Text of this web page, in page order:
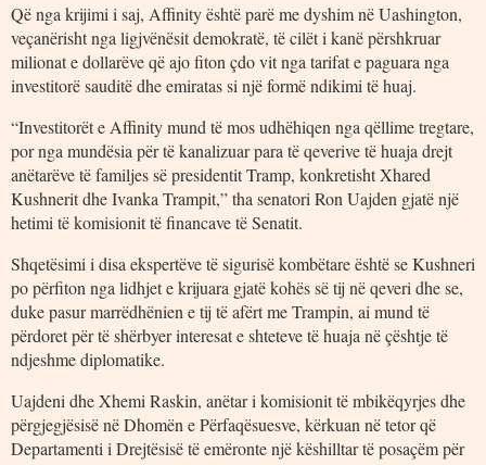
Që nga krijimi i saj, Affinity është parë me dyshim në Uashington,
veçanërisht nga ligjvënësit demokratë, të cilët i kanë përshkruar
milionat e dollarëve që ajo fiton çdo vit nga tarifat e paguara nga
investitorë sauditë dhe emiratas si një formë ndikimi të huaj.
“Investitorët e Affinity mund të mos udhëhiqen nga qëllime tregtare,
por nga mundësia për të kanalizuar para të qeverive të huaja drejt
anëtarëve të familjes së presidentit Tramp, konkretisht Xhared
Kushnerit dhe Ivanka Trampit,” tha senatori Ron Uajden gjatë një
hetimi të komisionit të financave të Senatit.
Shqetësimi i disa ekspertëve të sigurisë kombëtare është se Kushneri
po përfiton nga lidhjet e krijuara gjatë kohës së tij në qeveri dhe se,
duke pasur marrëdhënien e tij të afërt me Trampin, ai mund të
përdoret për të shërbyer interesat e shteteve të huaja në çështje të
ndjeshme diplomatike.
Uajdeni dhe Xhemi Raskin, anëtar i komisionit të mbikëqyrjes dhe
përgjegjësisë në Dhomën e Përfaqësuesve, kërkuan në tetor që
Departamenti i Drejtësisë të emëronte një këshilltar të posaçëm për